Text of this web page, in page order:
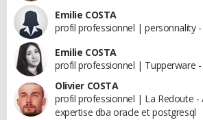
Emilie COSTA
profil professionnel | personnality -
Emilie COSTA
profil professionnel | Tupperware -
Olivier COSTA
profil professionnel | La Redoute -
expertise dba oracle et postgresql